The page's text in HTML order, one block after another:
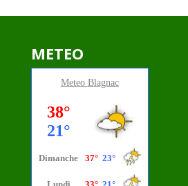
METEO
Meteo Blagnac